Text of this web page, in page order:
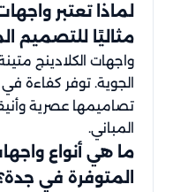
لماذا تعتبر
مثاليًا للتصميم
واجهات الكلادينج
الجوية. توفر كفاءة في
تصاميمها عصرية
المباني.
ما هي أنواع
المتوفرة في